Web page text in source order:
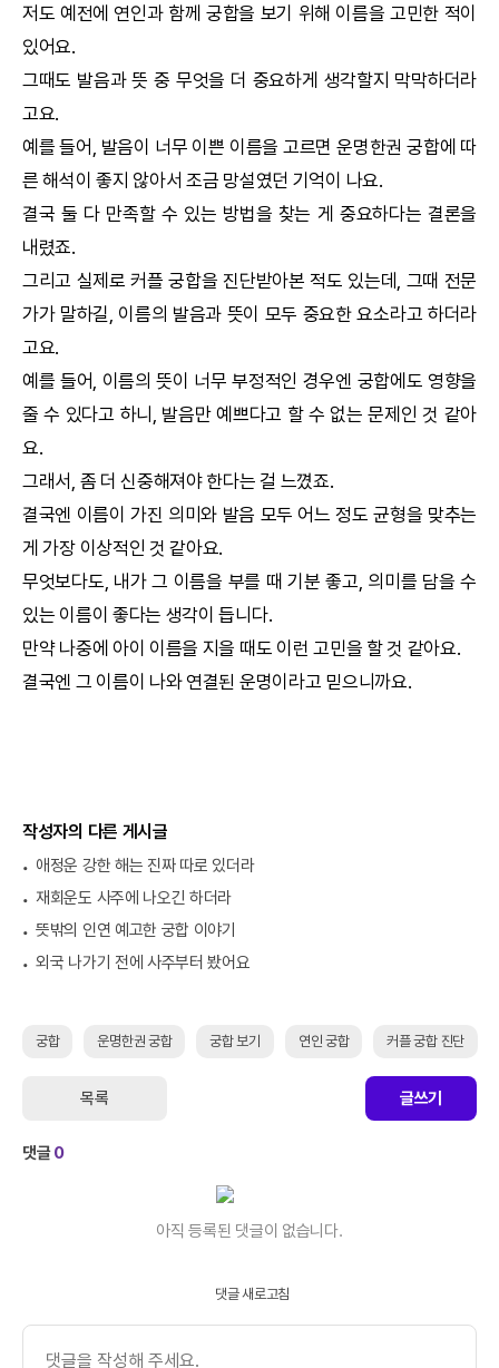
저도 예전에 연인과 함께 궁합을 보기 위해 이름을 고민한 적이
있어요.
그때도 발음과 뜻 중 무엇을 더 중요하게 생각할지 막막하더라
고요.
예를 들어, 발음이 너무 이쁜 이름을 고르면운명한권 궁합에 따
른 해석이 좋지 않아서 조금 망설였던 기억이 나요.
결국 둘 다 만족할 수 있는 방법을 찾는 게 중요하다는 결론을
내렸죠.
그리고 실제로 커플궁합을 진단받아본 적도 있는데, 그때 전문
가가 말하길, 이름의 발음과 뜻이 모두 중요한 요소라고 하더라
고요.
예를 들어, 이름의 뜻이 너무 부정적인 경우엔 궁합에도 영향을
줄 수 있다고 하니, 발음만 예쁘다고 할 수 없는 문제인 것 같아
요.
그래서, 좀 더 신중해져야 한다는 걸 느꼈죠.
결국엔 이름이 가진 의미와 발음 모두 어느 정도 균형을 맞추는
게 가장 이상적인 것 같아요.
무엇보다도, 내가 그 이름을 부를 때 기분 좋고, 의미를 담을 수
있는 이름이 좋다는 생각이 듭니다.
만약 나중에 아이 이름을 지을 때도 이런 고민을 할 것 같아요.
결국엔 그 이름이 나와 연결된 운명이라고 믿으니까요.
작성자의 다른 게시글
애정운 강한 해는 진짜 따로 있더라
재회운도 사주에 나오긴 하더라
뜻밖의 인연 예고한 궁합 이야기
외국 나가기 전에 사주부터 봤어요
궁합 운명한권 궁합 궁합 보기 연인 궁합 커플 궁합 진단
목록 글쓰기
댓글0
아직 등록된 댓글이 없습니다.
댓글 새로고침